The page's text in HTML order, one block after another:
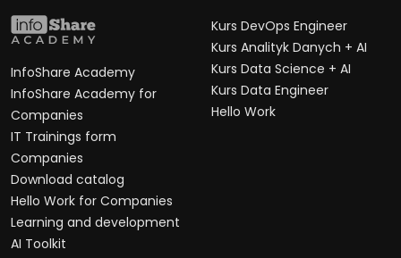
InfoShare Academy
InfoShare Academy for
Companies
IT Trainings form
Companies
Download catalog
Hello Work for Companies
Learning and development
AI Toolkit
Kurs DevOps Engineer
Kurs Analityk Danych + AI
Kurs Data Science + AI
Kurs Data Engineer
Hello Work